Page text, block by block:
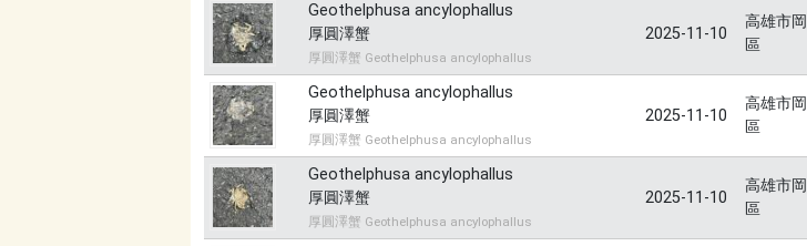
Geothelphusa ancylophallus
厚圓澤蟹
厚圓澤蟹 Geothelphusa ancylophallus
2025-11-10
高雄市
區
Geothelphusa ancylophallus
厚圓澤蟹
厚圓澤蟹 Geothelphusa ancylophallus
2025-11-10
高雄市
區
Geothelphusa ancylophallus
厚圓澤蟹
厚圓澤蟹 Geothelphusa ancylophallus
2025-11-10
高雄市
區